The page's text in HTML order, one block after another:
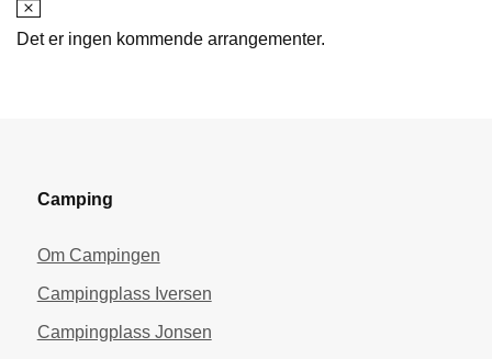
Det er ingen kommende arrangementer.
Camping
Om Campingen
Campingplass Iversen
Campingplass Jonsen